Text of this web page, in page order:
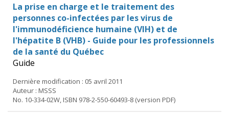
La prise en charge et le traitement des
personnes co-infectées par les virus de
l'immunodéficience humaine (VIH) et de
l'hépatite B (VHB) - Guide pour les professionnels
de la santé du Québec
Guide
Dernière modification : 05 avril 2011
Auteur : MSSS
No. 10-334-02W, ISBN 978-2-550-60493-8 (version PDF)